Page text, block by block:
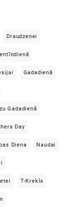
Draudzenei
Gadadienā
Gadadienā
Day
Diena Naudai
T-Krekls